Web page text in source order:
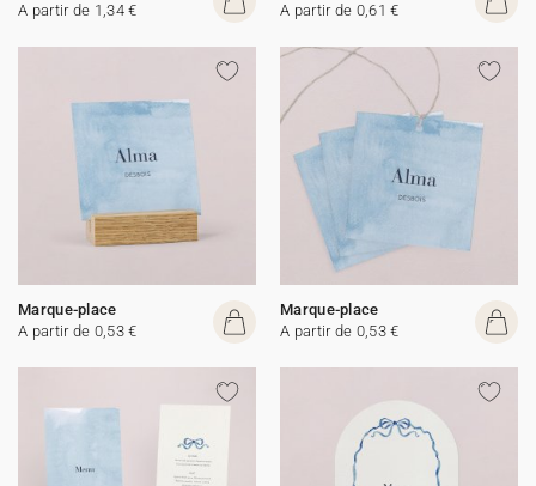
A partir de 1,34 €
A partir de 0,61 €
Marque-place
A partir de 0,53 €
Marque-place
A partir de 0,53 €